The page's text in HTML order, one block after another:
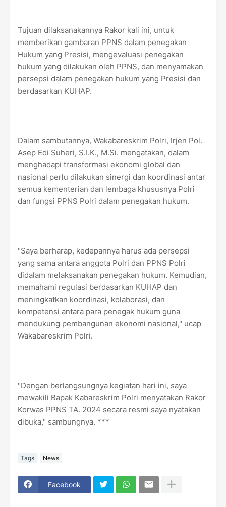
Tujuan dilaksanakannya Rakor kali ini, untuk
memberikan gambaran PPNS dalam penegakan
Hukum yang Presisi, mengevaluasi penegakan
hukum yang dilakukan oleh PPNS, dan menyamakan
persepsi dalam penegakan hukum yang Presisi dan
berdasarkan KUHAP.
Dalam sambutannya, Wakabareskrim Polri, Irjen Pol.
Asep Edi Suheri, S.I.K., M.Si. mengatakan, dalam
menghadapi transformasi ekonomi global dan
nasional perlu dilakukan sinergi dan koordinasi antar
semua kementerian dan lembaga khususnya Polri
dan fungsi PPNS Polri dalam penegakan hukum.
"Saya berharap, kedepannya harus ada persepsi
yang sama antara anggota Polri dan PPNS Polri
didalam melaksanakan penegakan hukum. Kemudian,
memahami regulasi berdasarkan KUHAP dan
meningkatkan koordinasi, kolaborasi, dan
kompetensi antara para penegak hukum guna
mendukung pembangunan ekonomi nasional," ucap
Wakabareskrim Polri.
"Dengan berlangsungnya kegiatan hari ini, saya
mewakili Bapak Kabareskrim Polri menyatakan Rakor
Korwas PPNS TA. 2024 secara resmi saya nyatakan
dibuka," sambungnya. ***
Tags News
Facebook